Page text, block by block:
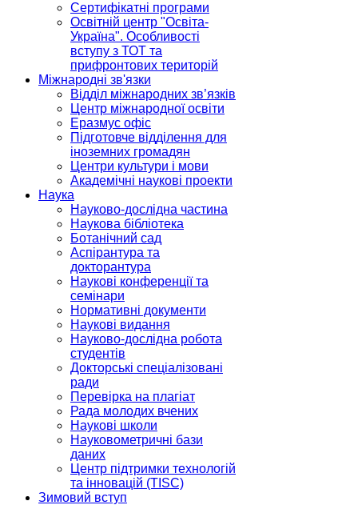
Сертифікатні програми
Освітній центр "Освіта-
Україна". Особливості
вступу з ТОТ та
прифронтових територій
Міжнародні зв'язки
Відділ міжнародних зв’язків
Центр міжнародної освіти
Еразмус офіс
Підготовче відділення для
іноземних громадян
Центри культури і мови
Академічні наукові проекти
Наука
Науково-дослідна частина
Наукова бібліотека
Ботанічний сад
Аспірантура та
докторантура
Наукові конференції та
семінари
Нормативні документи
Наукові видання
Науково-дослідна робота
студентів
Докторські спеціалізовані
ради
Перевірка на плагіат
Рада молодих вчених
Наукові школи
Науковометричні бази
даних
Центр підтримки технологій
та інновацій (TISC)
Зимовий вступ